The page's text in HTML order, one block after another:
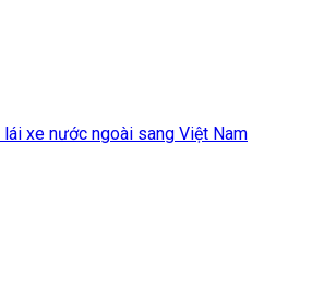
xe nước ngoài sang Việt Nam